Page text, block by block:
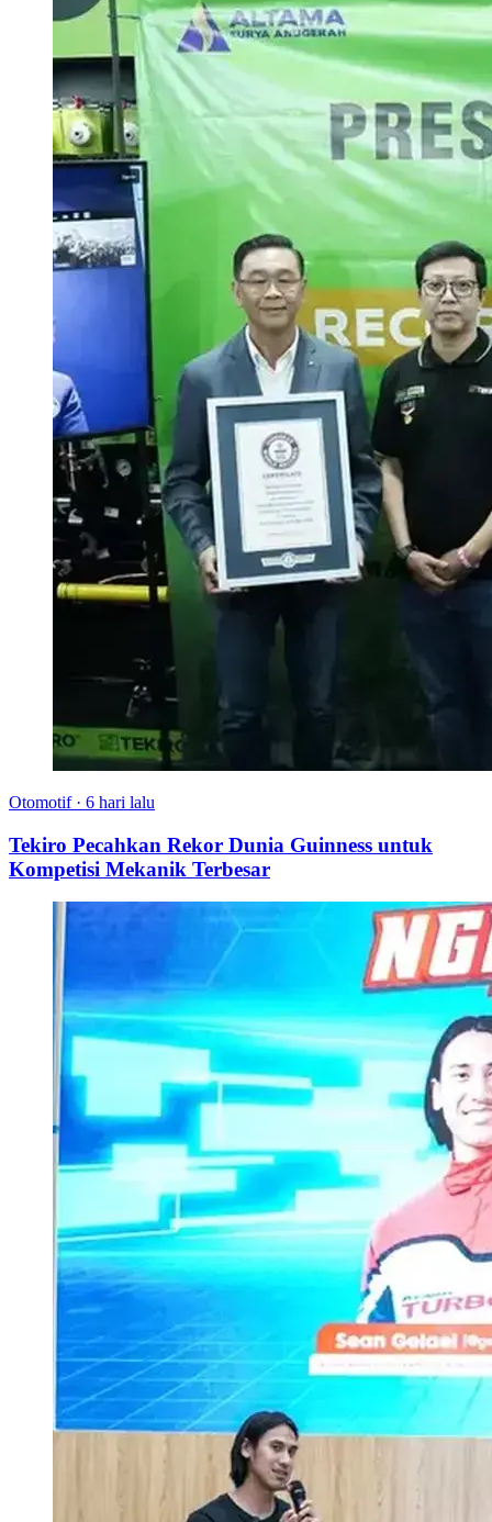
Otomotif · 6 hari lalu
Tekiro Pecahkan Rekor Dunia Guinness untuk
Kompetisi Mekanik Terbesar